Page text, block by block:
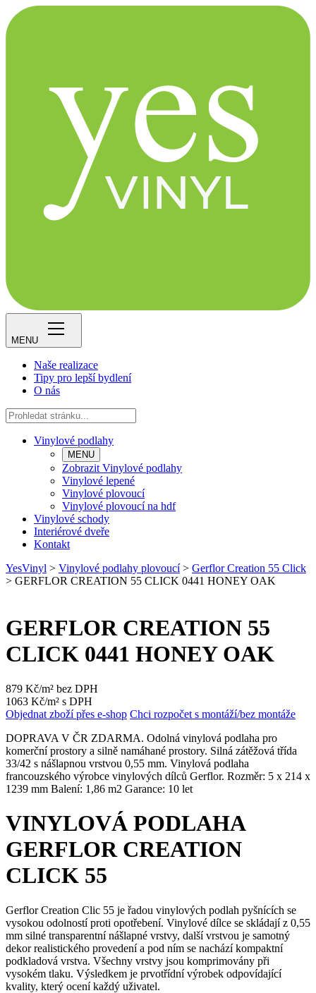
MENU
Naše realizace
Tipy pro lepší bydlení
O nás
Vinylové podlahy
MENU
Zobrazit Vinylové podlahy
Vinylové lepené
Vinylové plovoucí
Vinylové plovoucí na hdf
Vinylové schody
Interiérové dveře
Kontakt
YesVinyl > Vinylové podlahy plovoucí> Gerflor Creation 55 Click
> GERFLOR CREATION 55 CLICK 0441 HONEY OAK
GERFLOR CREATION 55
CLICK 0441 HONEY OAK
879 Kč/m² bez DPH
1063 Kč/m² s DPH
Objednat zboží přes e-shop Chci rozpočet s montáží/bez montáže
DOPRAVA V ČR ZDARMA. Odolná vinylová podlaha pro
komerční prostory a silně namáhané prostory. Silná zátěžová třída
33/42 s nášlapnou vrstvou 0,55 mm. Vinylová podlaha
francouzského výrobce vinylových dílců Gerflor. Rozměr: 5 x 214 x
1239 mm Balení: 1,86 m2 Garance: 10 let
VINYLOVÁ PODLAHA
GERFLOR CREATION
CLICK 55
Gerflor Creation Clic 55 je řadou vinylových podlah pyšnících se
vysokou odolností proti opotřebení. Vinylové dílce se skládají z 0,55
mm silné transparentní nášlapné vrstvy, další vrstvou je samotný
dekor realistického provedení a pod ním se nachází kompaktní
podkladová vrstva. Všechny vrstvy jsou komprimovány při
vysokém tlaku. Výsledkem je prvotřídní výrobek odpovídající
kvality, který ocení každý uživatel.